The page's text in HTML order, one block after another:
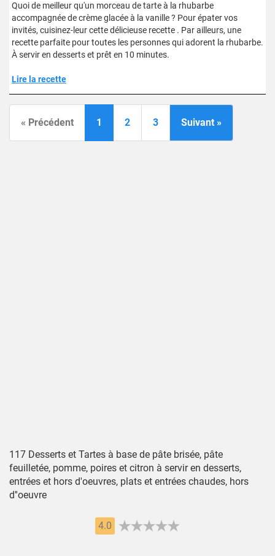
Quoi de meilleur qu'un morceau de tarte à la rhubarbe
accompagnée de crème glacée à la vanille ? Pour épater vos
invités, cuisinez-leur cette délicieuse recette . Par ailleurs, une
recette parfaite pour toutes les personnes qui adorent la rhubarbe.
À servir en desserts et prêt en 10 minutes.
Lire la recette
« Précédent 1 2 3 Suivant »
117 Desserts et Tartes à base de pâte brisée, pâte
feuilletée, pomme, poires et citron à servir en desserts,
entrées et hors d'oeuvres, plats et entrées chaudes, hors
d''oeuvre
4.0